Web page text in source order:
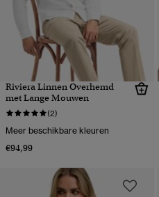
Riviera Linnen Overhemd
met Lange Mouwen
(2)
Meer beschikbare kleuren
€94,99